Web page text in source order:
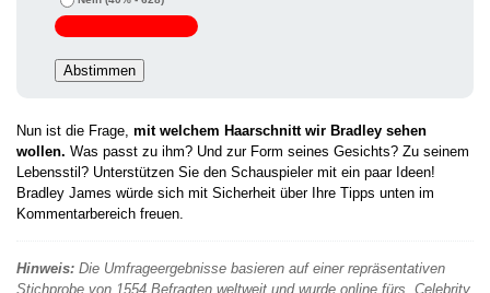
Nun ist die Frage, mit welchem Haarschnitt wir Bradley sehen
wollen. Was passt zu ihm? Und zur Form seines Gesichts? Zu seinem
Lebensstil? Unterstützen Sie den Schauspieler mit ein paar Ideen!
Bradley James würde sich mit Sicherheit über Ihre Tipps unten im
Kommentarbereich freuen.
Hinweis: Die Umfrageergebnisse basieren auf einer repräsentativen
Stichprobe von 1554 Befragten weltweit und wurde online fürs „Celebrity